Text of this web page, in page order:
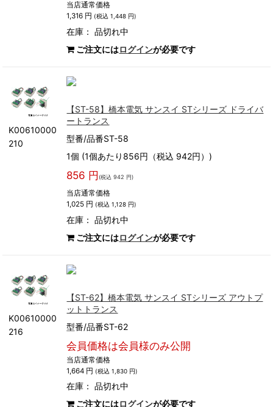
当店通常価格
1,316 円 (税込 1,448 円)
在庫：品切れ中
ご注文にはログインが必要です
K00610000
210
【ST-58】橋本電気 サンスイ STシリーズ ドライバ
ートランス
型番/品番ST-58
1個 (1個あたり856円（税込 942円）)
856 円 (税込 942 円)
当店通常価格
1,025 円 (税込 1,128 円)
在庫：品切れ中
ご注文にはログインが必要です
K00610000
216
【ST-62】橋本電気 サンスイ STシリーズ アウトプ
ットトランス
型番/品番ST-62
会員価格は会員様のみ公開
当店通常価格
1,664 円 (税込 1,830 円)
在庫：品切れ中
ご注文にはログインが必要です